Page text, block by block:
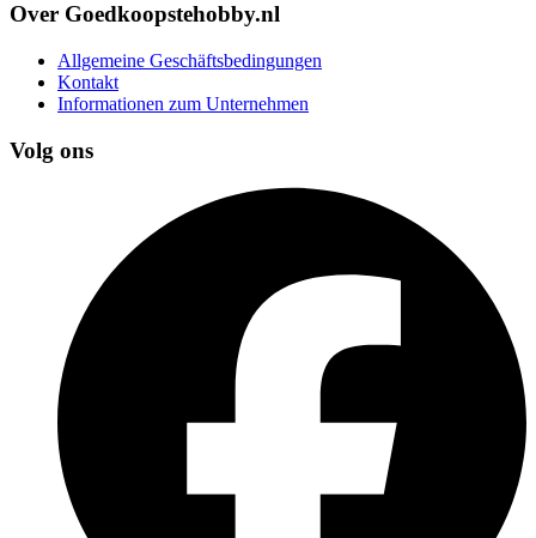
Over Goedkoopstehobby.nl
Allgemeine Geschäftsbedingungen
Kontakt
Informationen zum Unternehmen
Volg ons